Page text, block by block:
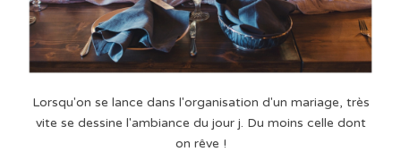
Lorsqu'on se lance dans l'organisation d'un mariage, très
vite se dessine l'ambiance du jour j. Du moins celle dont
on rêve !